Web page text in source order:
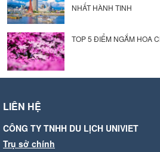
NHẤT HÀNH TINH
TOP 5 ĐIỂM NGẮM HOA
LIÊN HỆ
CÔNG TY TNHH DU LỊCH UNIVIET
Trụ sở chính